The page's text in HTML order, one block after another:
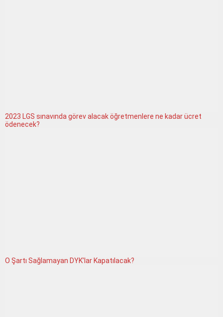
2023 LGS sınavında görev alacak öğretmenlere ne kadar ücret
ödenecek?
O Şartı Sağlamayan DYK’lar Kapatılacak?